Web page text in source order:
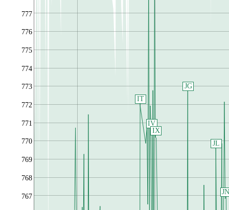
767
768
769
770
771
772
773
774
775
776
777
IT
IV
IX
JG
JL